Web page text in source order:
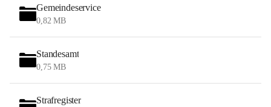
Gemeindeservice
0,82 MB
Standesamt
0,75 MB
Strafregister